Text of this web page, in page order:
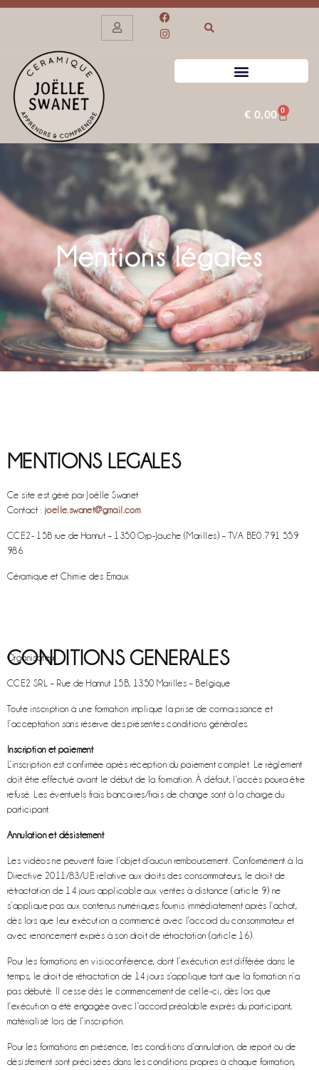
€ 0,00 0
Mentions légales
MENTIONS LEGALES
Ce site est géré par Joëlle Swanet
Contact : joelle.swanet@gmail.com
CCE2- 15B rue de Hannut – 1350 Orp-Jauche (Marilles) – TVA BE0 791 559
986
Céramique et Chimie des Emaux
CONDITIONS GENERALES
Organisateur
CCE2 SRL – Rue de Hannut 15B, 1350 Marilles – Belgique
Toute inscription à une formation implique la prise de connaissance et
l’acceptation sans réserve des présentes conditions générales.
Inscription et paiement
L’inscription est confirmée après réception du paiement complet. Le règlement
doit être effectué avant le début de la formation. À défaut, l’accès pourra être
refusé. Les éventuels frais bancaires/frais de change sont à la charge du
participant.
Annulation et désistement
Les vidéos ne peuvent faire l’objet d’aucun remboursement. Conformément à la
Directive 2011/83/UE relative aux droits des consommateurs, le droit de
rétractation de 14 jours applicable aux ventes à distance (article 9) ne
s’applique pas aux contenus numériques fournis immédiatement après l’achat,
dès lors que leur exécution a commencé avec l’accord du consommateur et
avec renoncement exprès à son droit de rétractation (article 16).
Pour les formations en visioconférence, dont l’exécution est différée dans le
temps, le droit de rétractation de 14 jours s’applique tant que la formation n’a
pas débuté. Il cesse dès le commencement de celle-ci, dès lors que
l’exécution a été engagée avec l’accord préalable exprès du participant,
matérialisé lors de l’inscription.
Pour les formations en présence, les conditions d’annulation, de report ou de
désistement sont précisées dans les conditions propres à chaque formation,